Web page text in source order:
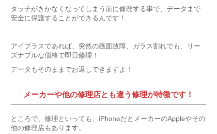
タッチがきかなくなってしまう前に修理する事で、データまで
安全に保護することができるんです！
アイプラスであれば、突然の画面故障、ガラス割れでも、リー
ズナブルな価格で即日修理！
データもそのままでお返しできますよ！
メーカーや他の修理店とも違う修理が特徴です！
ところで、修理といっても、iPhoneだとメーカーのAppleやその
他の修理店もあります。